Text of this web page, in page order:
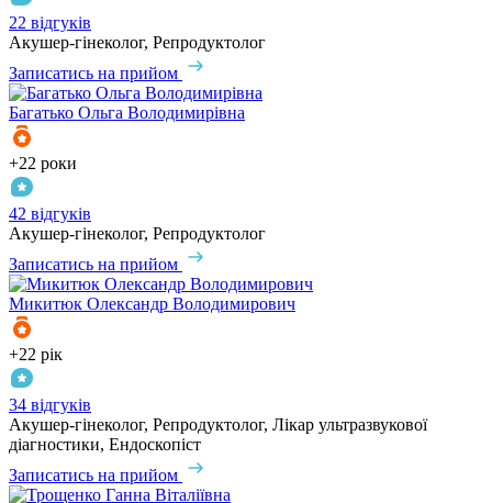
22 відгуків
Акушер-гінеколог, Репродуктолог
Записатись на прийом
Багатько Ольга Володимирівна
+22 роки
42 відгуків
Акушер-гінеколог, Репродуктолог
Записатись на прийом
Микитюк Олександр Володимирович
+22 рік
34 відгуків
Акушер-гінеколог, Репродуктолог, Лікар ультразвукової
діагностики, Ендоскопіст
Записатись на прийом